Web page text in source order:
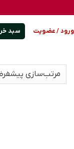
ورود / عضویت سبد